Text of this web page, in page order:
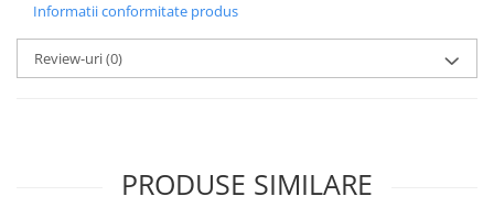
Informatii conformitate produs
Review-uri(0)
PRODUSE SIMILARE